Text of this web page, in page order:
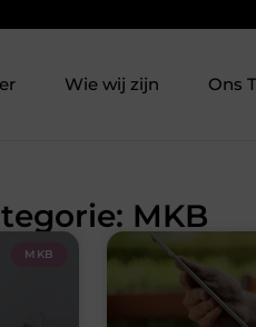
Wie wij zijn Ons
MKB
MKB